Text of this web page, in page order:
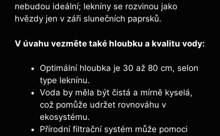
nebudou ideální; lekníny se rozvinou jako
hvězdy jen v záři slunečních paprsků.
V úvahu vezměte také hloubku a kvalitu vody:
Optimální hloubka je 30 až 80 cm, selon
type leknínu.
Voda by měla být čistá a mírně kyselá,
což pomůže udržet rovnováhu v
ekosystému.
Přírodní filtrační systém může pomoci